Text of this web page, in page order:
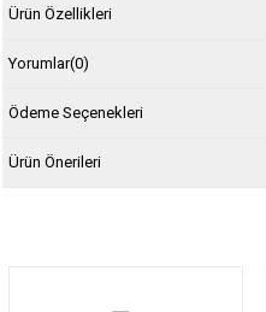
Ürün Özellikleri
Yorumlar(0)
Ödeme Seçenekleri
Ürün Önerileri